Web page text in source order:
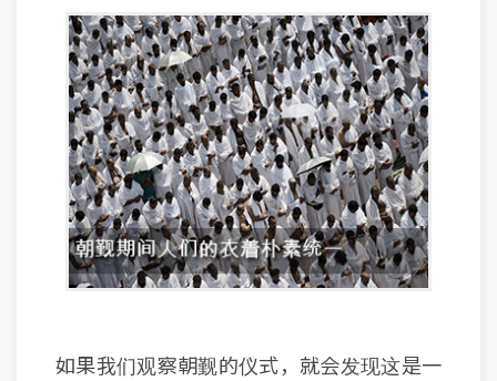
如果我们观察朝觐的仪式，就会发现这是一